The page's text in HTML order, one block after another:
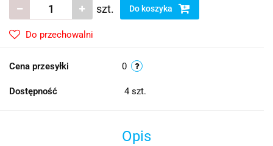
szt. Do koszyka
Do przechowalni
Cena przesyłki 0
Dostępność 4 szt.
Opis